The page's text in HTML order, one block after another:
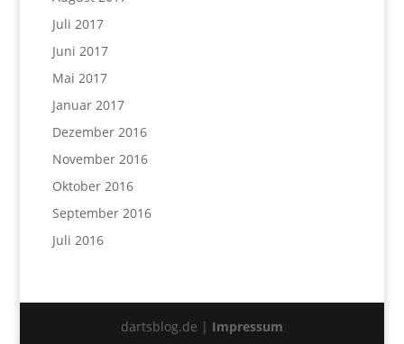
Juli 2017
Juni 2017
Mai 2017
Januar 2017
Dezember 2016
November 2016
Oktober 2016
September 2016
Juli 2016
dartsblog.de | Impressum